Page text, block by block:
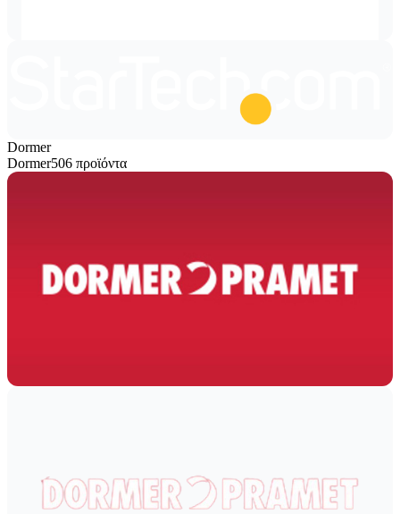
Dormer
Dormer506 προϊόντα